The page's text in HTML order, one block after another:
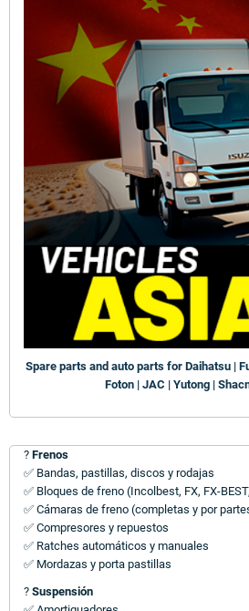
Spare parts and auto parts for Daihatsu |
Foton | JAC | Yutong |
? Frenos
✅ Bandas, pastillas, discos y rodajas
✅ Bloques de freno (Incolbest, FX, FX-
✅ Cámaras de freno (completas y por
✅ Compresores y repuestos
✅ Ratches automáticos y manuales
✅ Mordazas y porta pastillas
? Suspensión